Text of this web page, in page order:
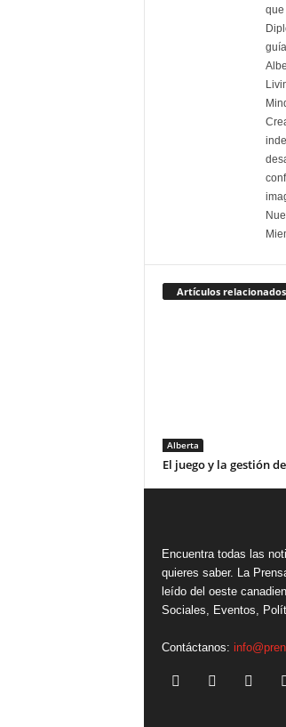
que
Artículos relacionados
Alberta
El juego y la gestión
Encuentra todas las
quieres saber. La
leído del oeste
Sociales, Eventos,
Contáctanos: